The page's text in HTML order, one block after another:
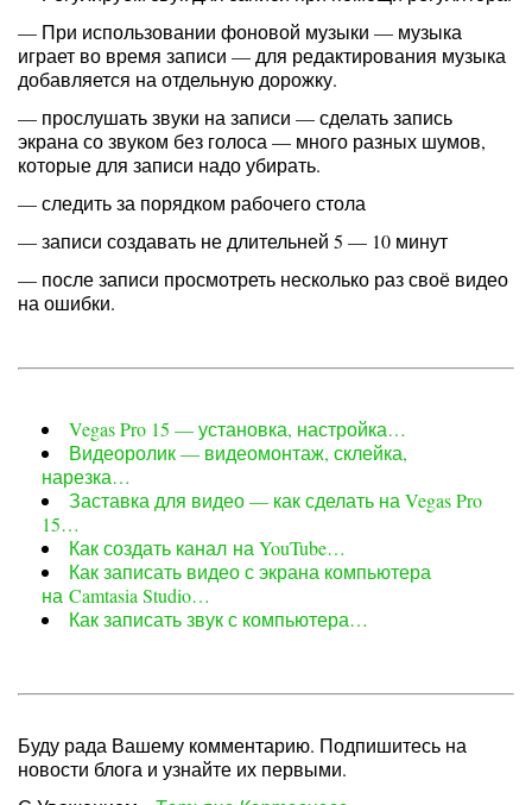
— При использовании фоновой музыки — музыка
играет во время записи — для редактирования музыка
добавляется на отдельную дорожку.
— прослушать звуки на записи — сделать запись
экрана со звуком без голоса — много разных шумов,
которые для записи надо убирать.
— следить за порядком рабочего стола
— записи создавать не длительней 5 — 10 минут
— после записи просмотреть несколько раз своё видео
на ошибки.
Vegas Pro 15 — установка, настройка…
Видеоролик — видеомонтаж, склейка,
нарезка…
Заставка для видео — как сделать на Vegas Pro
15…
Как создать канал на YouTube…
Как записать видео с экрана компьютера
на Camtasia Studio…
Как записать звук с компьютера…
Буду рада Вашему комментарию. Подпишитесь на
новости блога и узнайте их первыми.